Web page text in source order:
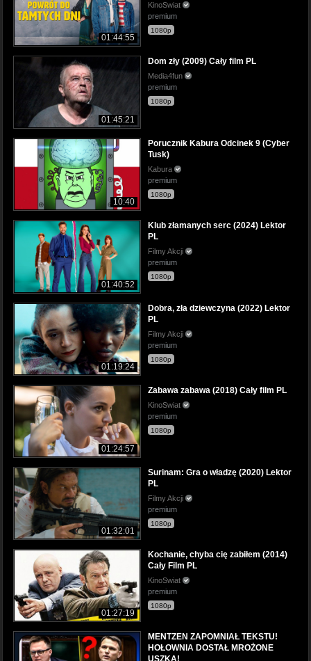
01:44:55
KinoSwiat
premium
1080p
01:45:21
Dom zły (2009) Cały film PL
Media4fun
premium
1080p
10:40
Porucznik Kabura Odcinek 9 (Cyber
Tusk)
Kabura
premium
1080p
01:40:52
Klub złamanych serc (2024) Lektor
PL
Filmy Akcji
premium
1080p
01:19:24
Dobra, zła dziewczyna (2022) Lektor
PL
Filmy Akcji
premium
1080p
01:24:57
Zabawa zabawa (2018) Cały film PL
KinoSwiat
premium
1080p
01:32:01
Surinam: Gra o władzę (2020) Lektor
PL
Filmy Akcji
premium
1080p
01:27:19
Kochanie, chyba cię zabiłem (2014)
Cały Film PL
KinoSwiat
premium
1080p
MENTZEN ZAPOMNIAŁ TEKSTU!
HOŁOWNIA DOSTAŁ MROŻONE
USZKA!